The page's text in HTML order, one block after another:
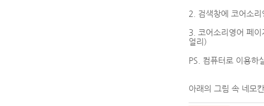
2. 검색창에 코어소
3. 코어소리영어 페
얼리)
PS. 컴퓨터로 이용하
아래의 그림 속 네모